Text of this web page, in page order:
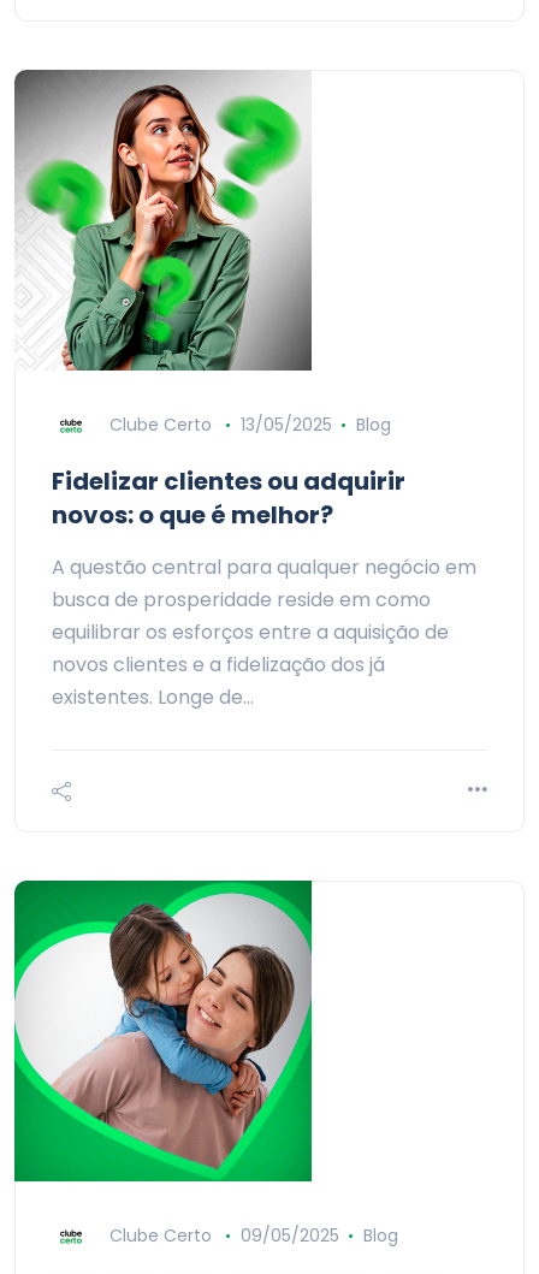
Clube Certo 13/05/2025 Blog
Fidelizar clientes ou adquirir
novos: o que é melhor?
A questão central para qualquer negócio em
busca de prosperidade reside em como
equilibrar os esforços entre a aquisição de
novos clientes e a fidelização dos já
existentes. Longe de…
Clube Certo 09/05/2025 Blog